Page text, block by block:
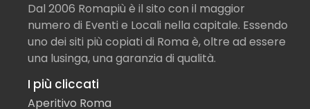
Dal 2006 Romapiù è il sito con il maggior
numero di Eventi e Locali nella capitale. Essendo
uno dei siti più copiati di Roma è, oltre ad essere
una lusinga, una garanzia di qualità.
I più cliccati
Aperitivo Roma